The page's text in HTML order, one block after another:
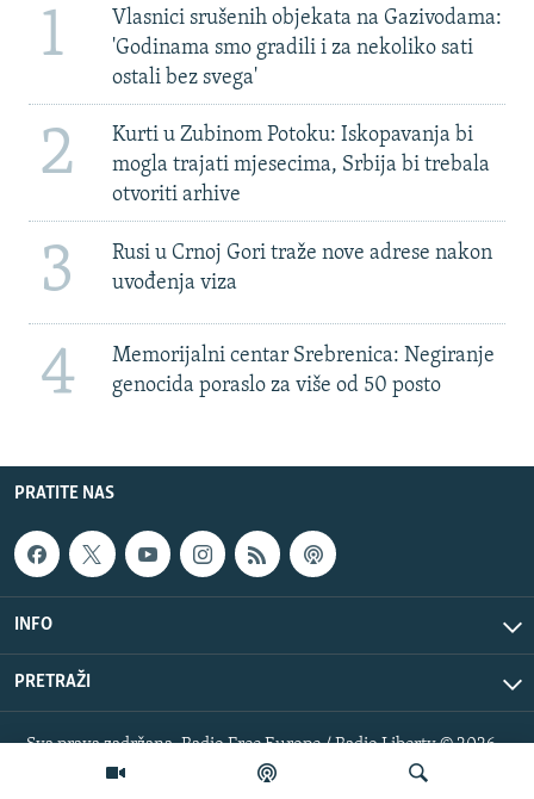
1
Vlasnici srušenih objekata na Gazivodama:
'Godinama smo gradili i za nekoliko sati
ostali bez svega'
2
Kurti u Zubinom Potoku: Iskopavanja bi
mogla trajati mjesecima, Srbija bi trebala
otvoriti arhive
3
Rusi u Crnoj Gori traže nove adrese nakon
uvođenja viza
4
Memorijalni centar Srebrenica: Negiranje
genocida poraslo za više od 50 posto
PRATITE NAS
INFO
PRETRAŽI
Sva prava zadržana. Radio Free Europe / Radio Liberty © 2026
RFE/RL, Inc.